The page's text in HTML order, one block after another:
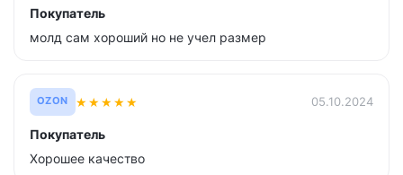
Покупатель
молд сам хороший но не учел размер
OZON ★★★★★ 05.10.2024
Покупатель
Хорошее качество